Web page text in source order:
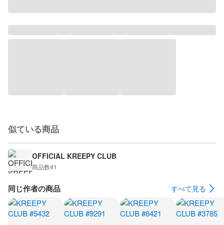
似ている商品
OFFICIAL KREEPY CLUB
商品数41
同じ作者の商品 すべて見る